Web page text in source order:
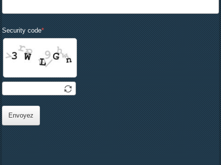
Security code
Envoyez